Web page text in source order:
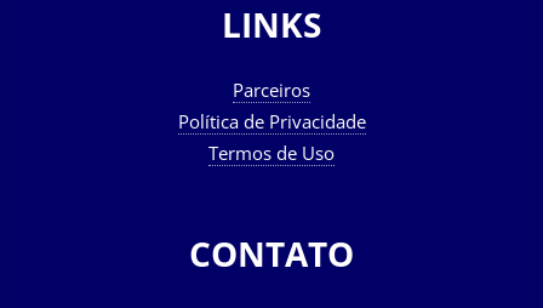
LINKS
Parceiros
Política de Privacidade
Termos de Uso
CONTATO